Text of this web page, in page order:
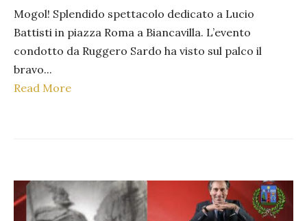
Mogol! Splendido spettacolo dedicato a Lucio
Battisti in piazza Roma a Biancavilla. L’evento
condotto da Ruggero Sardo ha visto sul palco il
bravo...
Read More